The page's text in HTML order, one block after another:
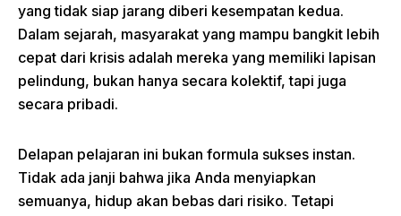
yang tidak siap jarang diberi kesempatan kedua.
Dalam sejarah, masyarakat yang mampu bangkit lebih
cepat dari krisis adalah mereka yang memiliki lapisan
pelindung, bukan hanya secara kolektif, tapi juga
secara pribadi.
Delapan pelajaran ini bukan formula sukses instan.
Tidak ada janji bahwa jika Anda menyiapkan
semuanya, hidup akan bebas dari risiko. Tetapi